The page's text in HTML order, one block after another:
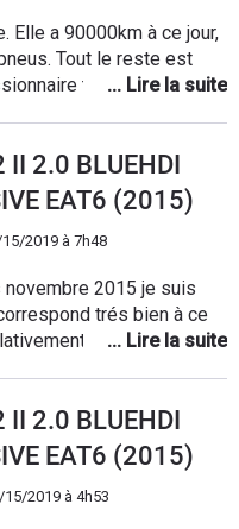
Elle a 90000km à ce jour,
Tout le reste est
tous les an ou
à jour du
le reservoir d’adblue, et
à cames. Voiture
et boîte EAT6 très
2.0 BLUEHDI
EAT6 (2015)
2019 à 7h48
2015 je suis
trés bien à ce
confortable en
le
conducteur au passager
sortir côté conducteur
neuf et aucun
2.0 BLUEHDI
EAT6 (2015)
15/2019 à 4h53